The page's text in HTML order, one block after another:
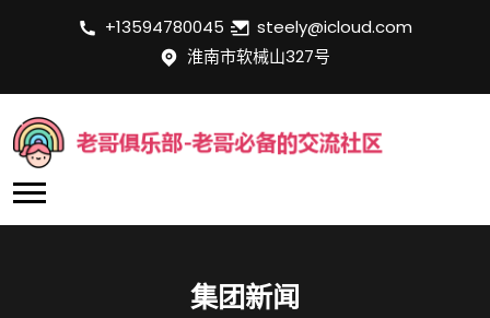
+13594780045
steely@icloud.com
淮南市软械山327号
集团新闻